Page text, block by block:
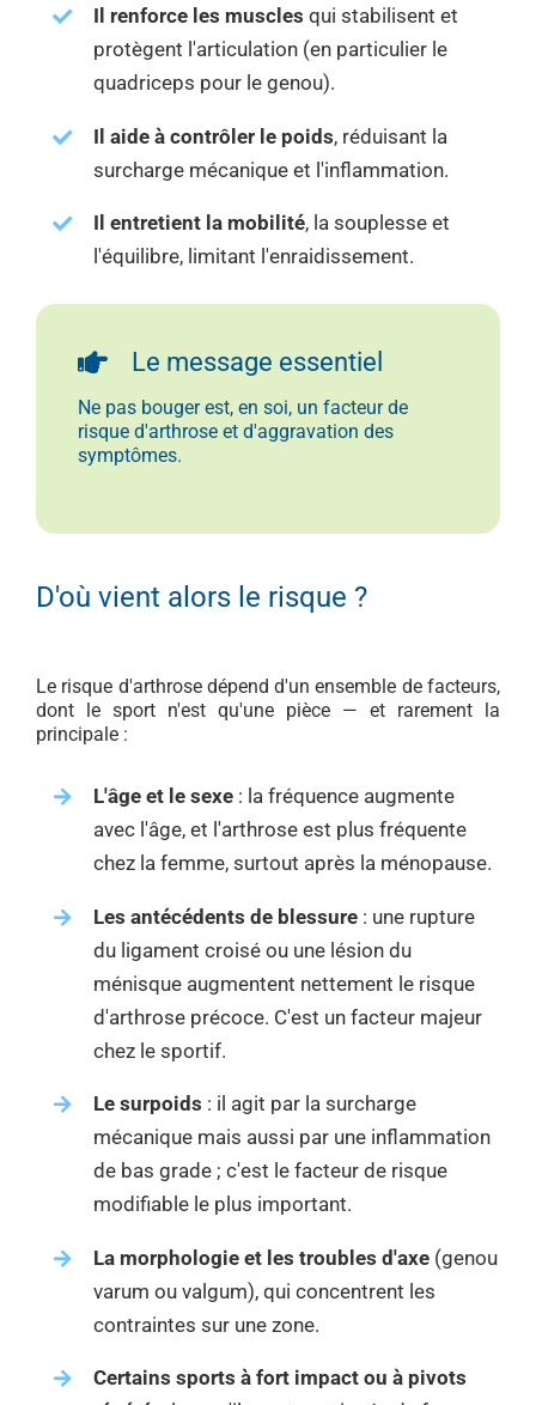
Il renforce les muscles qui stabilisent et
protègent l'articulation (en particulier le
quadriceps pour le genou).
Il aide à contrôler le poids, réduisant la
surcharge mécanique et l'inflammation.
Il entretient la mobilité, la souplesse et
l'équilibre, limitant l'enraidissement.
Le message essentiel
Ne pas bouger est, en soi, un facteur de
risque d'arthrose et d'aggravation des
symptômes.
D'où vient alors le risque ?
Le risque d'arthrose dépend d'un ensemble de facteurs,
dont le sport n'est qu'une pièce — et rarement la
principale :
L'âge et le sexe: la fréquence augmente
avec l'âge, et l'arthrose est plus fréquente
chez la femme, surtout après la ménopause.
Les antécédents de blessure: une rupture
du ligament croisé ou une lésion du
ménisque augmentent nettement le risque
d'arthrose précoce. C'est un facteur majeur
chez le sportif.
Le surpoids : il agit par la surcharge
mécanique mais aussi par une inflammation
de bas grade ; c'est le facteur de risque
modifiable le plus important.
La morphologie et les troubles d'axe(genou
varum ou valgum), qui concentrent les
contraintes sur une zone.
Certains sports à fort impact ou à pivots